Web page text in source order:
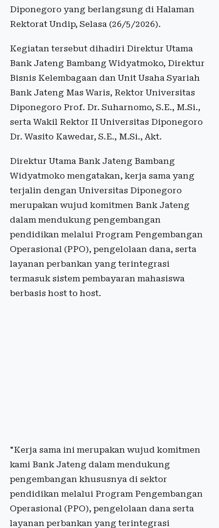
Diponegoro yang berlangsung di Halaman
Rektorat Undip, Selasa (26/5/2026).
Kegiatan tersebut dihadiri Direktur Utama
Bank Jateng Bambang Widyatmoko, Direktur
Bisnis Kelembagaan dan Unit Usaha Syariah
Bank Jateng Mas Waris, Rektor Universitas
Diponegoro Prof. Dr. Suharnomo, S.E., M.Si.,
serta Wakil Rektor II Universitas Diponegoro
Dr. Wasito Kawedar, S.E., M.Si., Akt.
Direktur Utama Bank Jateng Bambang
Widyatmoko mengatakan, kerja sama yang
terjalin dengan Universitas Diponegoro
merupakan wujud komitmen Bank Jateng
dalam mendukung pengembangan
pendidikan melalui Program Pengembangan
Operasional (PPO), pengelolaan dana, serta
layanan perbankan yang terintegrasi
termasuk sistem pembayaran mahasiswa
berbasis host to host.
"Kerja sama ini merupakan wujud komitmen
kami Bank Jateng dalam mendukung
pengembangan khususnya di sektor
pendidikan melalui Program Pengembangan
Operasional (PPO), pengelolaan dana serta
layanan perbankan yang terintegrasi